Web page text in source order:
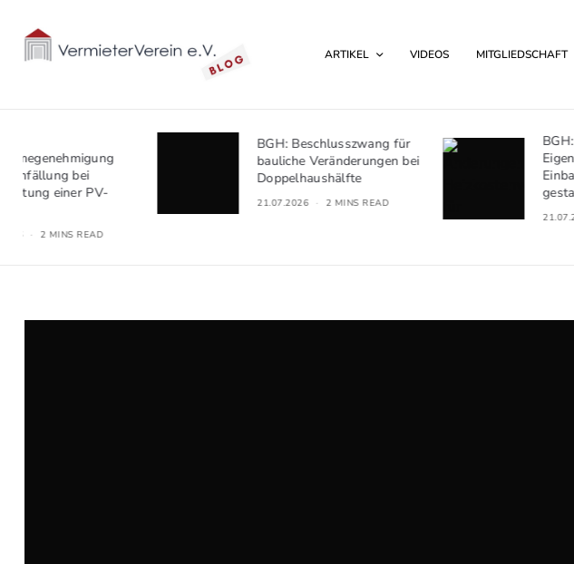
ARTIKEL VIDEOS MITGLIEDSCHAFT
BGH: Beschlusszwang für
bauliche Veränderungen bei
BGH: Klimaanlagen in
Eigentumswohnungen –
Einbau grundsätzlich zu
21.07.2026 2 MINS READ